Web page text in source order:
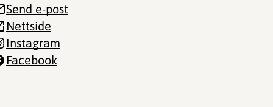
Send e-post
Nettside
Instagram
Facebook